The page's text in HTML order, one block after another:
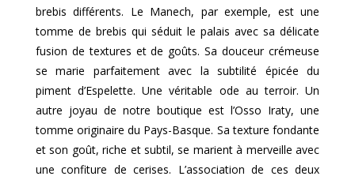
brebis différents. Le Manech, par exemple, est une
tomme de brebis qui séduit le palais avec sa délicate
fusion de textures et de goûts. Sa douceur crémeuse
se marie parfaitement avec la subtilité épicée du
piment d’Espelette. Une véritable ode au terroir. Un
autre joyau de notre boutique est l’Osso Iraty, une
tomme originaire du Pays-Basque. Sa texture fondante
et son goût, riche et subtil, se marient à merveille avec
une confiture de cerises. L’association de ces deux